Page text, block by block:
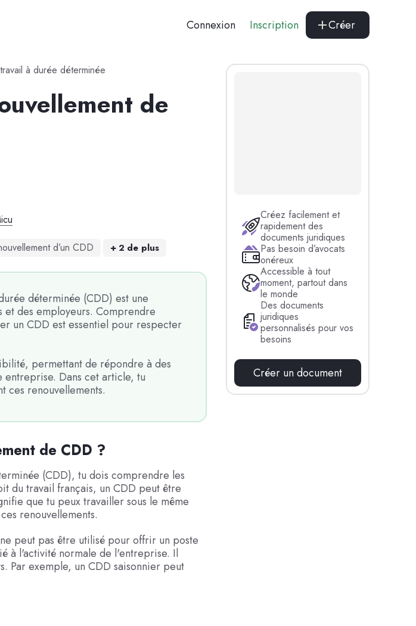
Connexion Inscription Créer
à durée déterminée
de
d’un CDD +2 de plus
Créez facilement et
rapidement des
documents juridiques
Pas besoin d’avocats
onéreux
Accessible à tout
moment, partout dans
le monde
Des documents
juridiques
personnalisés pour vos
besoins
Créer un document
déterminée (CDD) est une
et des employeurs. Comprendre
un CDD est essentiel pour respecter
permettant de répondre à des
entreprise. Dans cet article, tu
ces renouvellements.
de CDD ?
(CDD), tu dois comprendre les
du travail français, un CDD peut être
que tu peux travailler sous le même
renouvellements.
peut pas être utilisé pour offrir un poste
à l'activité normale de l'entreprise. Il
Par exemple, un CDD saisonnier peut